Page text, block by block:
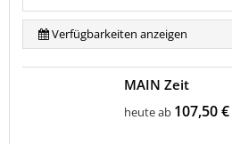
Verfügbarkeiten anzeigen
MAIN Zeit
heute ab 107,50 €